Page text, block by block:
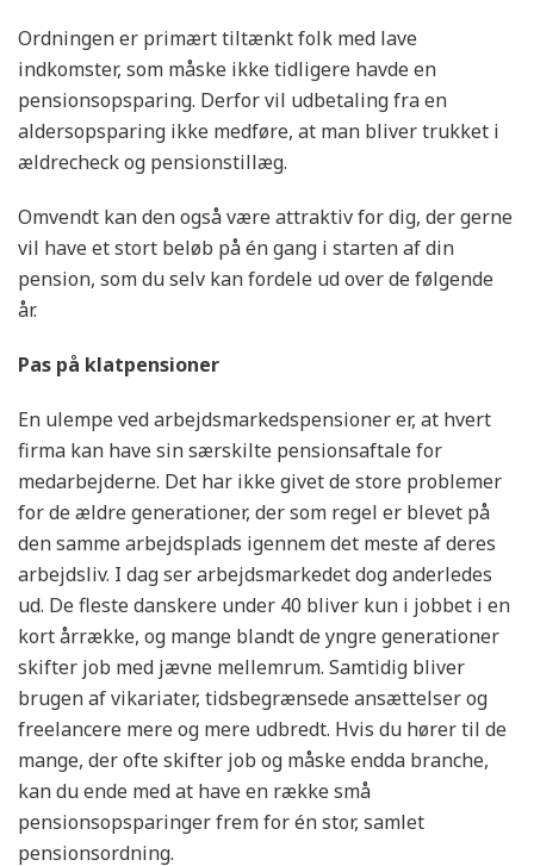
Ordningen er primært tiltænkt folk med lave
indkomster, som måske ikke tidligere havde en
pensionsopsparing. Derfor vil udbetaling fra en
aldersopsparing ikke medføre, at man bliver trukket i
ældrecheck og pensionstillæg.
Omvendt kan den også være attraktiv for dig, der gerne
vil have et stort beløb på én gang i starten af din
pension, som du selv kan fordele ud over de følgende
år.
Pas på klatpensioner
En ulempe ved arbejdsmarkedspensioner er, at hvert
firma kan have sin særskilte pensionsaftale for
medarbejderne. Det har ikke givet de store problemer
for de ældre generationer, der som regel er blevet på
den samme arbejdsplads igennem det meste af deres
arbejdsliv. I dag ser arbejdsmarkedet dog anderledes
ud. De fleste danskere under 40 bliver kun i jobbet i en
kort årrække, og mange blandt de yngre generationer
skifter job med jævne mellemrum. Samtidig bliver
brugen af vikariater, tidsbegrænsede ansættelser og
freelancere mere og mere udbredt. Hvis du hører til de
mange, der ofte skifter job og måske endda branche,
kan du ende med at have en række små
pensionsopsparinger frem for én stor, samlet
pensionsordning.